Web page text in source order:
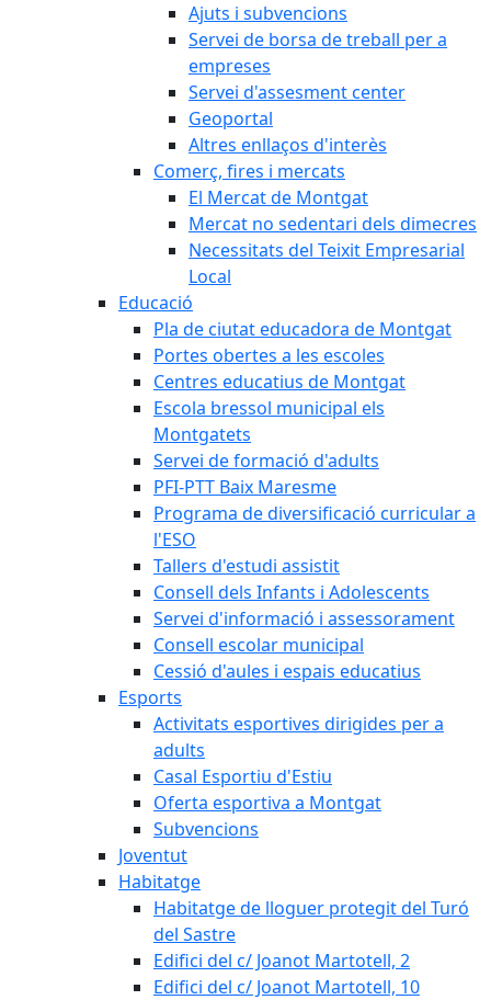
Ajuts i subvencions
Servei de borsa de treball per a
empreses
Servei d'assesment center
Geoportal
Altres enllaços d'interès
Comerç, fires i mercats
El Mercat de Montgat
Mercat no sedentari dels dimecres
Necessitats del Teixit Empresarial
Local
Educació
Pla de ciutat educadora de Montgat
Portes obertes a les escoles
Centres educatius de Montgat
Escola bressol municipal els
Montgatets
Servei de formació d'adults
PFI-PTT Baix Maresme
Programa de diversificació curricular a
l'ESO
Tallers d'estudi assistit
Consell dels Infants i Adolescents
Servei d'informació i assessorament
Consell escolar municipal
Cessió d'aules i espais educatius
Esports
Activitats esportives dirigides per a
adults
Casal Esportiu d'Estiu
Oferta esportiva a Montgat
Subvencions
Joventut
Habitatge
Habitatge de lloguer protegit del Turó
del Sastre
Edifici del c/ Joanot Martotell, 2
Edifici del c/ Joanot Martotell, 10